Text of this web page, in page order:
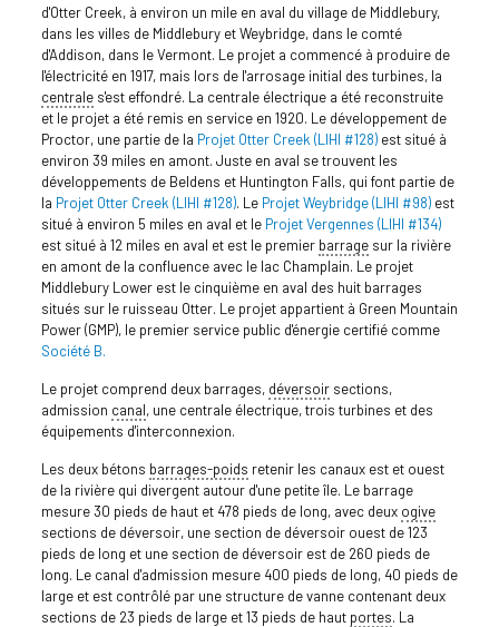
d'Otter Creek, à environ un mile en aval du village de Middlebury,
dans les villes de Middlebury et Weybridge, dans le comté
d'Addison, dans le Vermont. Le projet a commencé à produire de
l'électricité en 1917, mais lors de l'arrosage initial des turbines, la
centrales'est effondré. La centrale électrique a été reconstruite
et le projet a été remis en service en 1920. Le développement de
Proctor, une partie de la Projet Otter Creek (LIHI #128)est situé à
environ 39 miles en amont. Juste en aval se trouvent les
développements de Beldens et Huntington Falls, qui font partie de
la Projet Otter Creek (LIHI #128). Le Projet Weybridge (LIHI #98)est
situé à environ 5 miles en aval et le Projet Vergennes (LIHI #134)
est situé à 12 miles en aval et est le premier barragesur la rivière
en amont de la confluence avec le lac Champlain. Le projet
Middlebury Lower est le cinquième en aval des huit barrages
situés sur le ruisseau Otter. Le projet appartient à Green Mountain
Power (GMP), le premier service public d'énergie certifié comme
Société B.
Le projet comprend deux barrages, déversoirsections,
admission canal, une centrale électrique, trois turbines et des
équipements d'interconnexion.
Les deux bétons barrages-poids retenir les canaux est et ouest
de la rivière qui divergent autour d'une petite île. Le barrage
mesure 30 pieds de haut et 478 pieds de long, avec deux ogive
sections de déversoir, une section de déversoir ouest de 123
pieds de long et une section de déversoir est de 260 pieds de
long. Le canal d'admission mesure 400 pieds de long, 40 pieds de
large et est contrôlé par une structure de vanne contenant deux
sections de 23 pieds de large et 13 pieds de haut portes. La